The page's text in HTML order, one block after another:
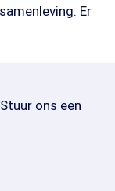
Er
ons een